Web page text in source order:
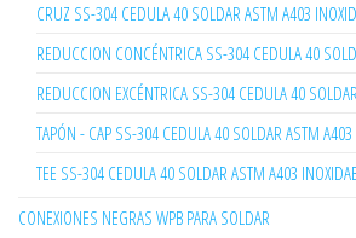
CRUZ SS-304 CEDULA 40 SOLDAR ASTM A403
REDUCCION CONCÉNTRICA SS-304 CEDULA 40
REDUCCION EXCÉNTRICA SS-304 CEDULA 40
TAPÓN - CAP SS-304 CEDULA 40 SOLDAR ASTM A403
TEE SS-304 CEDULA 40 SOLDAR ASTM A403
CONEXIONES NEGRAS WPB PARA SOLDAR